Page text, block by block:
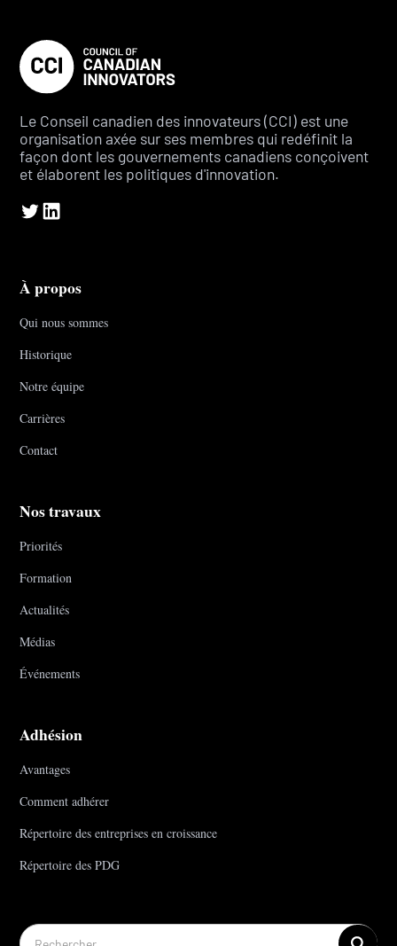
Le Conseil canadien des innovateurs (CCI) est une
organisation axée sur ses membres qui redéfinit la
façon dont les gouvernements canadiens conçoivent
et élaborent les politiques d'innovation.
À propos
Qui nous sommes
Historique
Notre équipe
Carrières
Contact
Nos travaux
Priorités
Formation
Actualités
Médias
Événements
Adhésion
Avantages
Comment adhérer
Répertoire des entreprises en croissance
Répertoire des PDG